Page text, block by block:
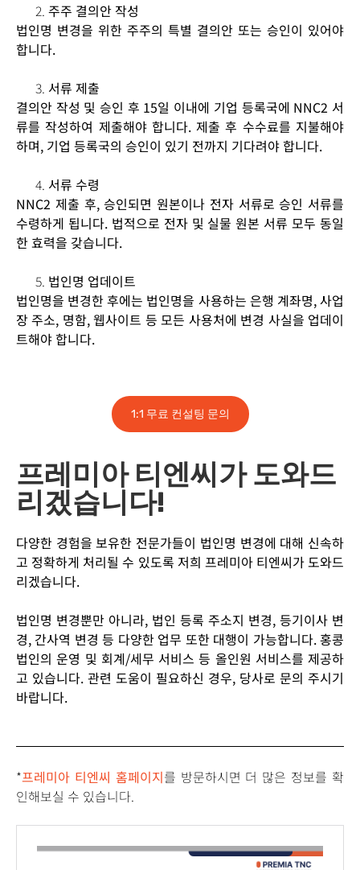
주주 결의안 작성
법인명 변경을 위한 주주의 특별 결의안 또는 승인이 있어야
합니다.
서류 제출
결의안 작성 및 승인 후 15일 이내에 기업 등록국에 NNC2 서
류를 작성하여 제출해야 합니다. 제출 후 수수료를 지불해야
하며, 기업 등록국의 승인이 있기 전까지 기다려야 합니다.
서류 수령
NNC2 제출 후, 승인되면 원본이나 전자 서류로 승인 서류를
수령하게 됩니다. 법적으로 전자 및 실물 원본 서류 모두 동일
한 효력을 갖습니다.
법인명 업데이트
법인명을 변경한 후에는 법인명을 사용하는 은행 계좌명, 사업
장 주소, 명함, 웹사이트 등 모든 사용처에 변경 사실을 업데이
트해야 합니다.
1:1 무료 컨설팅 문의
프레미아 티엔씨가 도와드
리겠습니다!
다양한 경험을 보유한 전문가들이 법인명 변경에 대해 신속하
고 정확하게 처리될 수 있도록 저희 프레미아 티엔씨가 도와드
리겠습니다.
법인명 변경뿐만 아니라, 법인 등록 주소지 변경, 등기이사 변
경, 간사역 변경 등 다양한 업무 또한 대행이 가능합니다. 홍콩
법인의 운영 및 회계/세무 서비스 등 올인원 서비스를 제공하
고 있습니다. 관련 도움이 필요하신 경우, 당사로 문의 주시기
바랍니다.
*프레미아 티엔씨 홈페이지를 방문하시면 더 많은 정보를 확
인해보실 수 있습니다.